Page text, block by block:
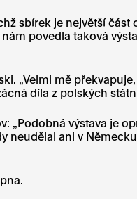
sbírek je největší
povedla taková
„Velmi mě
díla z polských
výstava je
ani v
.